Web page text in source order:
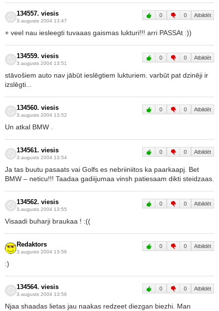
134557. viesis
3.augusts 2004 13:47
0 0 Atbildēt
+ veel nau iesleegti tuvaaas gaismas lukturi!!! arri PASSAt :))
134559. viesis
3.augusts 2004 13:51
0 0 Atbildēt
stāvošiem auto nav jābūt ieslēgtiem lukturiem. varbūt pat dzinēji ir
izslēgti...
134560. viesis
3.augusts 2004 13:52
0 0 Atbildēt
Un atkal BMW .
134561. viesis
3.augusts 2004 13:54
0 0 Atbildēt
Ja tas buutu pasaats vai Golfs es nebriiniitos ka paarkaapj. Bet
BMW – neticu!!! Taadaa gadiijumaa vinsh patiesaam dikti steidzaas.
134562. viesis
3.augusts 2004 13:55
0 0 Atbildēt
Visaadi buharji braukaa ! :((
Redaktors
3.augusts 2004 13:56
0 0 Atbildēt
:)
134564. viesis
3.augusts 2004 13:56
0 0 Atbildēt
Njaa shaadas lietas jau naakas redzeet diezgan biezhi. Man